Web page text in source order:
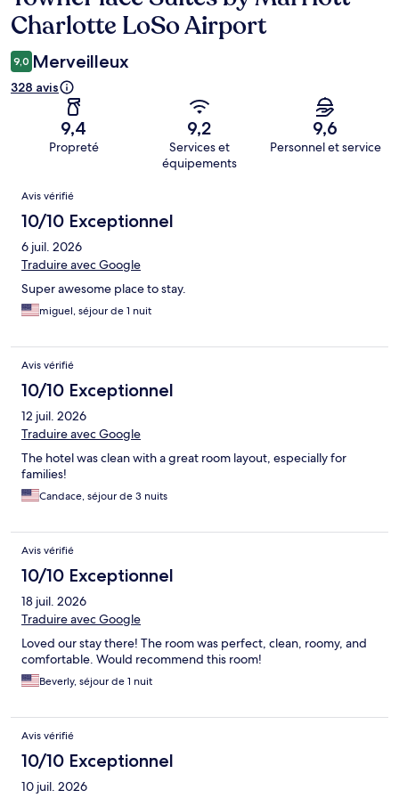
Charlotte LoSo Airport
9,0 Merveilleux
328 avis
9,4
Propreté
9,2
Services et
équipements
9,6
Personnel et service
Avis
Avis vérifié
10/10 Exceptionnel
6 juil. 2026
Traduire avec Google
Super awesome place to stay.
miguel, séjour de 1 nuit
Avis vérifié
10/10 Exceptionnel
12 juil. 2026
Traduire avec Google
The hotel was clean with a great room layout, especially for
families!
Candace, séjour de 3 nuits
Avis vérifié
10/10 Exceptionnel
18 juil. 2026
Traduire avec Google
Loved our stay there! The room was perfect, clean, roomy, and
comfortable. Would recommend this room!
Beverly, séjour de 1 nuit
Avis vérifié
10/10 Exceptionnel
10 juil. 2026